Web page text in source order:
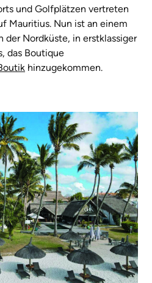
und Golfplätzen vertreten
Mauritius. Nun ist an einem
der Nordküste, in erstklassiger
das Boutique
hinzugekommen.